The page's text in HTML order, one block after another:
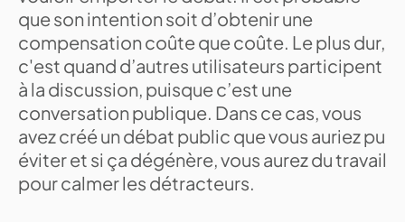
que son intention soit d’obtenir une
compensation coûte que coûte. Le plus dur,
c'est quand d’autres utilisateurs participent
à la discussion, puisque c’est une
conversation publique. Dans ce cas, vous
avez créé un débat public que vous auriez pu
éviter et si ça dégénère, vous aurez du travail
pour calmer les détracteurs.